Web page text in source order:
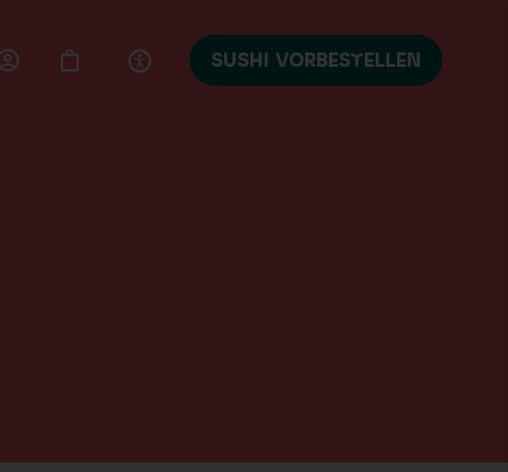
SUSHI VORBESTELLEN